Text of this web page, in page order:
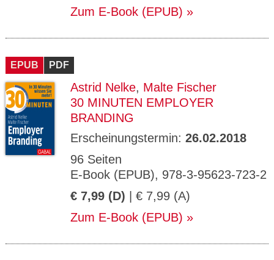
Zum E-Book (EPUB)
EPUB PDF
Astrid Nelke, Malte Fischer
30 MINUTEN EMPLOYER
BRANDING
Erscheinungstermin: 26.02.2018
96 Seiten
E-Book (EPUB), 978-3-95623-723-2
€ 7,99 (D) | € 7,99 (A)
Zum E-Book (EPUB)